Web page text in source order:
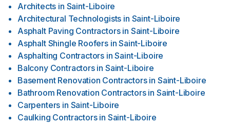
Architects in Saint-Liboire
Architectural Technologists in Saint-Liboire
Asphalt Paving Contractors in Saint-Liboire
Asphalt Shingle Roofers in Saint-Liboire
Asphalting Contractors in Saint-Liboire
Balcony Contractors in Saint-Liboire
Basement Renovation Contractors in Saint-Liboire
Bathroom Renovation Contractors in Saint-Liboire
Carpenters in Saint-Liboire
Caulking Contractors in Saint-Liboire